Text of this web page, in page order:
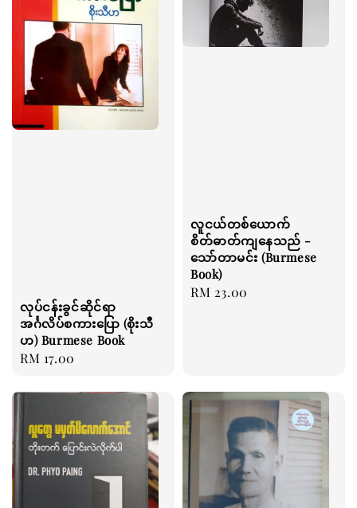
လုပ်ငန်းခွင်ဆိုင်ရာ
အင်္ဂလိပ်စကားပြော (စိုးသီ
ဟ) Burmese Book
Regular
RM 17.00
လူငယ်တစ်ယောက်
စိတ်ဓာတ်ကျနေသည် -
သော်တာမင်း (Burmese
Book)
Regular
RM 23.00